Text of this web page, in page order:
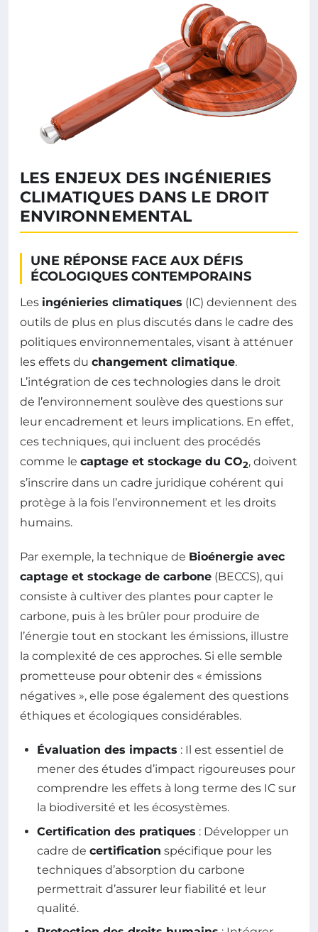
LES ENJEUX DES INGÉNIERIES
CLIMATIQUES DANS LE DROIT
ENVIRONNEMENTAL
UNE RÉPONSE FACE AUX DÉFIS
ÉCOLOGIQUES CONTEMPORAINS
Les ingénieries climatiques (IC) deviennent des
outils de plus en plus discutés dans le cadre des
politiques environnementales, visant à atténuer
les effets du changement climatique.
L’intégration de ces technologies dans le droit
de l’environnement soulève des questions sur
leur encadrement et leurs implications. En effet,
ces techniques, qui incluent des procédés
comme le captage et stockage du CO2, doivent
s’inscrire dans un cadre juridique cohérent qui
protège à la fois l’environnement et les droits
humains.
Par exemple, la technique de Bioénergie avec
captage et stockage de carbone (BECCS), qui
consiste à cultiver des plantes pour capter le
carbone, puis à les brûler pour produire de
l’énergie tout en stockant les émissions, illustre
la complexité de ces approches. Si elle semble
prometteuse pour obtenir des « émissions
négatives », elle pose également des questions
éthiques et écologiques considérables.
Évaluation des impacts : Il est essentiel de
mener des études d’impact rigoureuses pour
comprendre les effets à long terme des IC sur
la biodiversité et les écosystèmes.
Certification des pratiques : Développer un
cadre de certification spécifique pour les
techniques d’absorption du carbone
permettrait d’assurer leur fiabilité et leur
qualité.